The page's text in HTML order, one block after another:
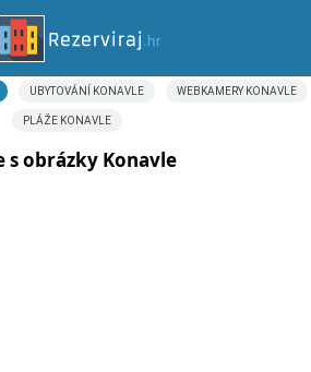
UBYTOVÁNÍ KONAVLE WEBKAMERY KONAVLE
PLÁŽE KONAVLE
s obrázky Konavle